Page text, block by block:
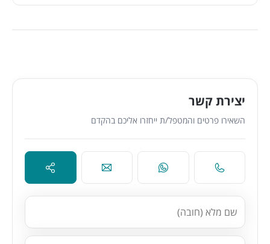
יצירת קשר
השאירו פרטים והמטפל/ת ייחזרו אליכם בהקדם